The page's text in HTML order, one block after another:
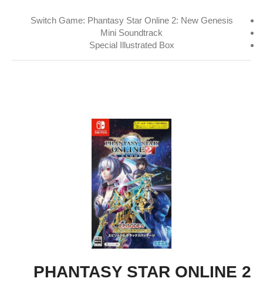
Switch Game: Phantasy Star Online 2: New Genesis
Mini Soundtrack
Special Illustrated Box
PHANTASY STAR ONLINE 2